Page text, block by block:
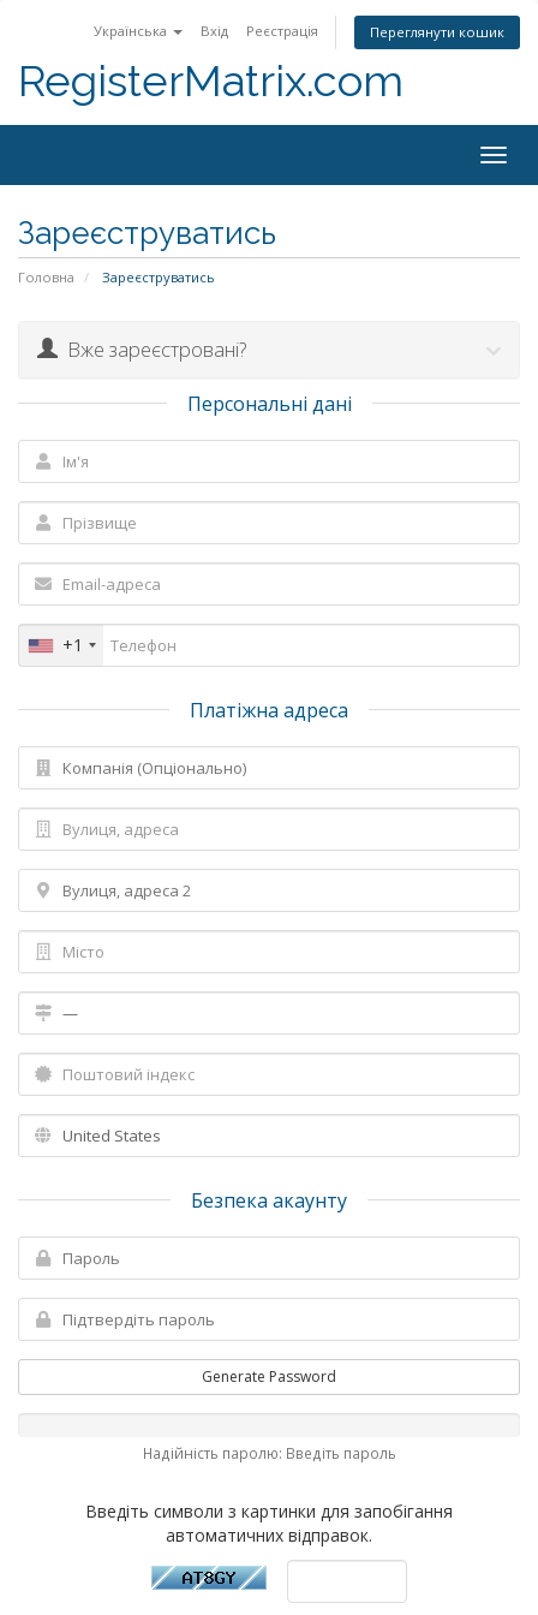
Українська Вхід Реєстрація Переглянути кошик
RegisterMatrix.com
Зареєструватись
Головна Зареєструватись
Вже зареєстровані?
Персональні дані
+1
Платіжна адреса
Безпека акаунту
Generate Password
Надійність паролю: Введіть пароль
Введіть символи з картинки для запобігання
автоматичних відправок.